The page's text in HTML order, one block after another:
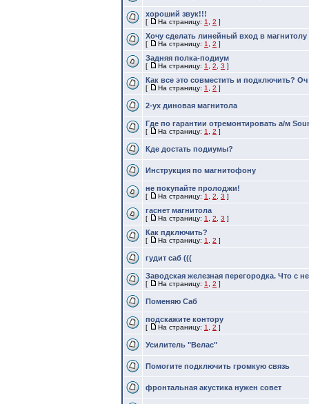
хороший звук!!!
[ На страницу: 1 2 ]
Хочу сделать линейный вход в магнитолу
[ На страницу: 1 2 ]
Задняя полка-подиум
[ На страницу: 1 2 3 ]
Как все это совместить и подключить?
[ На страницу: 1 2 ]
2-ух диновая магнитола
Где по гарантии отремонтировать а/м
[ На страницу: 1 2 ]
Кде достать подиумы?
Инструкция по магнитофону
не покупайте пролоджи!
[ На страницу: 1 2 3 ]
гаснет магнитола
[ На страницу: 1 2 3 ]
Как пдключить?
[ На страницу: 1 2 ]
гудит саб (((
Заводская железная перегородка. Что с
[ На страницу: 1 2 ]
Поменяю Саб
подскажите контору
[ На страницу: 1 2 ]
Усилитель "Велас"
Помогите подключить громкую связь
фронтальная акустика нужен совет